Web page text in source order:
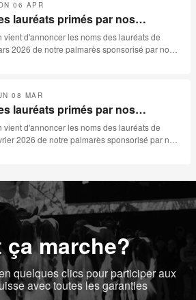
06 APR
lauréats primés par nos
pour le mois de mars 2026
vient d'annoncer les noms des lauréats de
2026 de notre palmarès sponsorisé par nos
08 MAR
lauréats primés par nos
pour le mois de février
vient d'annoncer les noms des lauréats de
2026 de notre palmarès sponsorisé par nos
ça marche?
quelques clics pour participer aux
avec toutes les garanties